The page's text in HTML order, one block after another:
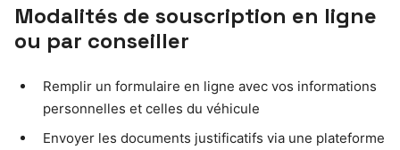
Modalités de souscription en ligne
ou par conseiller
Remplir un formulaire en ligne avec vos informations
personnelles et celles du véhicule
Envoyer les documents justificatifs via une plateforme